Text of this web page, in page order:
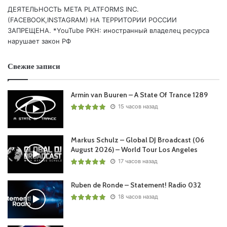
/Coldharbour/
08.Alexander Popov&Paul Oakenfold– Love You Back
/Interplay/
/Interplay/
10. HALIENE & Maratone – Make It To Tomorrow (Alexander
PopovRemix) /2Rock Recordings/
11. Damian Wasse & Dmitry Chelnokov – Beyond The
Horizon /Interplay Global/
12. Roman Messer & Cari – Silence /Suanda/
13. Cubetonic – The Sense Of Gravity /Unique Sense/
Понравился выпуск?
ДЕЯТЕЛЬНОСТЬ МЕТА PLATFORMS INC.
(FACEBOOK,INSTAGRAM) НА ТЕРРИТОРИИ РОССИИ
ЗАПРЕЩЕНА. *YouTube РКН: иностранный владелец ресурса
нарушает закон РФ
Свежие записи
Armin van Buuren – A State Of Trance 1289
15 часов назад
Markus Schulz – Global DJ Broadcast (06
August 2026) – World Tour Los Angeles
17 часов назад
Ruben de Ronde – Statement! Radio 032
18 часов назад